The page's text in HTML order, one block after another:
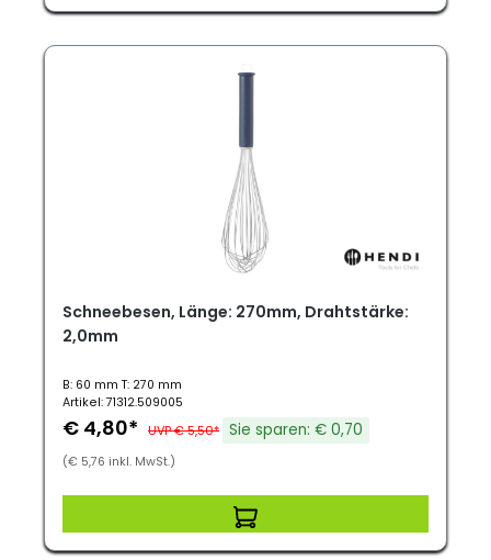
Schneebesen, Länge: 270mm, Drahtstärke:
2,0mm
B: 60 mm T: 270 mm
Artikel: 71312.509005
€ 4,80* UVP € 5,50* Sie sparen: € 0,70
(€ 5,76 inkl. MwSt.)